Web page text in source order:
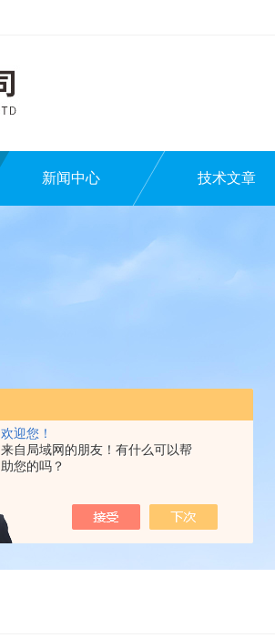
欢迎您！
来自局域网的朋友！有什么可以帮
助您的吗？
新闻中心 技术文章